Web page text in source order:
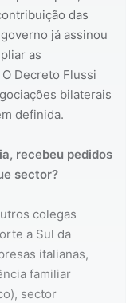
das
já assinou
as
Decreto Flussi
bilaterais
definida.
recebeu pedidos
sector?
colegas
a Sul da
italianas,
familiar
sector